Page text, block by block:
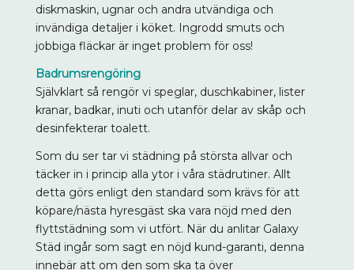
diskmaskin, ugnar och andra utvändiga och
invändiga detaljer i köket. Ingrodd smuts och
jobbiga fläckar är inget problem för oss!
Badrumsrengöring
Självklart så rengör vi speglar, duschkabiner, lister
kranar, badkar, inuti och utanför delar av skåp och
desinfekterar toalett.
Som du ser tar vi städning på största allvar och
täcker in i princip alla ytor i våra städrutiner. Allt
detta görs enligt den standard som krävs för att
köpare/nästa hyresgäst ska vara nöjd med den
flyttstädning som vi utfört. När du anlitar Galaxy
Städ ingår som sagt en nöjd kund-garanti, denna
innebär att om den som ska ta över